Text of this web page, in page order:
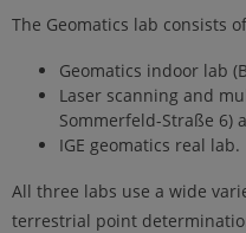
The Geomatics lab consists
Geomatics indoor lab
Laser scanning and
Sommerfeld-Straße 6)
IGE geomatics real lab.
All three labs use a wide
terrestrial point